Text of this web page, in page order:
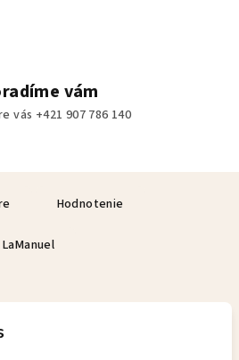
vám
vás +421 907 786 140
Hodnotenie
LaManuel